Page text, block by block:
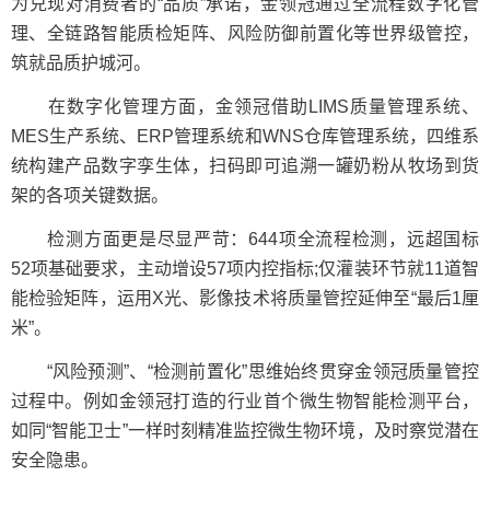
为兑现对消费者的“品质”承诺，金领冠通过全流程数字化管
理、全链路智能质检矩阵、风险防御前置化等世界级管控，
筑就品质护城河。
在数字化管理方面，金领冠借助LIMS质量管理系统、
MES生产系统、ERP管理系统和WNS仓库管理系统，四维系
统构建产品数字孪生体，扫码即可追溯一罐奶粉从牧场到货
架的各项关键数据。
检测方面更是尽显严苛：644项全流程检测，远超国标
52项基础要求，主动增设57项内控指标;仅灌装环节就11道智
能检验矩阵，运用X光、影像技术将质量管控延伸至“最后1厘
米”。
“风险预测”、“检测前置化”思维始终贯穿金领冠质量管控
过程中。例如金领冠打造的行业首个微生物智能检测平台，
如同“智能卫士”一样时刻精准监控微生物环境，及时察觉潜在
安全隐患。